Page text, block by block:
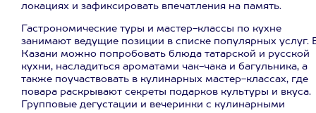
локациях и зафиксировать впечатления на память.
Гастрономические туры и мастер-классы по кухне
занимают ведущие позиции в списке популярных услуг.
Казани можно попробовать блюда татарской и русской
кухни, насладиться ароматами чак-чака и багульника, а
также поучаствовать в кулинарных мастер-классах, где
повара раскрывают секреты подарков культуры и вкуса.
Групповые дегустации и вечеринки с кулинарными